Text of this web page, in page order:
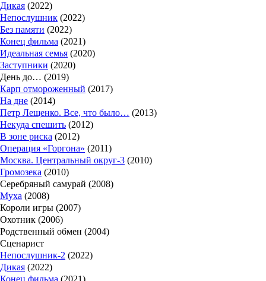
Дикая (2022)
Непослушник (2022)
Без памяти (2022)
Конец фильма (2021)
Идеальная семья (2020)
Заступники (2020)
День до… (2019)
Карп отмороженный (2017)
На дне (2014)
Петр Лещенко. Все, что было… (2013)
Некуда спешить (2012)
В зоне риска (2012)
Операция «Горгона» (2011)
Москва. Центральный округ-3 (2010)
Громозека (2010)
Серебряный самурай (2008)
Муха (2008)
Короли игры (2007)
Охотник (2006)
Родственный обмен (2004)
Сценарист
Непослушник-2 (2022)
Дикая (2022)